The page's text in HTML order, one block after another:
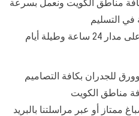
مناطق الكويت ونعمل بسرعة
في التسليم
واحترام المواعيد نلبي طلباتكم على مدار 24 ساعة وطيلة أيام
للجدران بكافة التصاميم
مناطق الكويت
ممتاز أو عبر مراسلتنا بالبريد